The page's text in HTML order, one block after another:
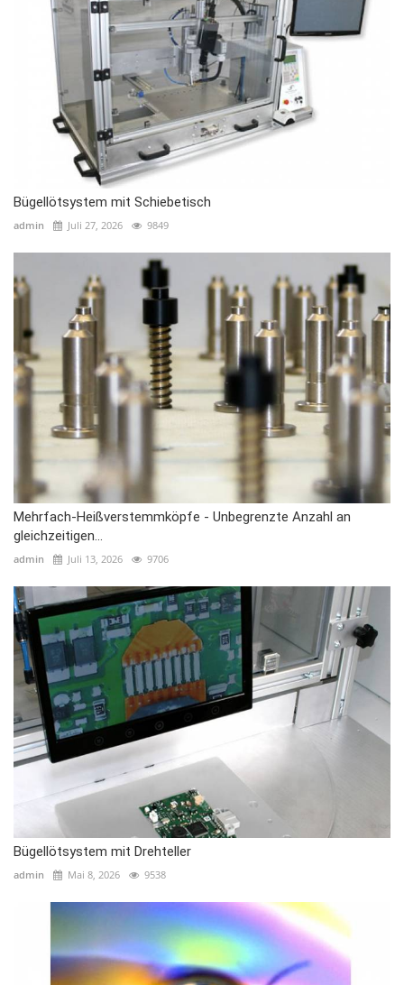
Bügellötsystem mit Schiebetisch
admin Juli 27, 2026 9849
Mehrfach-Heißverstemmköpfe - Unbegrenzte Anzahl an
gleichzeitigen...
admin Juli 13, 2026 9706
Bügellötsystem mit Drehteller
admin Mai 8, 2026 9538